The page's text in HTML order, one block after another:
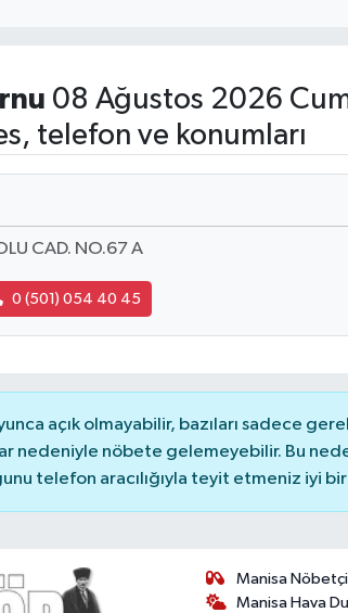
08 Ağustos 2026
telefon ve konumları
CAD. NO.67 A
0 (501) 054 40 45
açık olmayabilir, bazıları sadece
nedeniyle nöbete gelemeyebilir. Bu
telefon aracılığıyla teyit etmeniz iyi
Manisa
Manisa Hava